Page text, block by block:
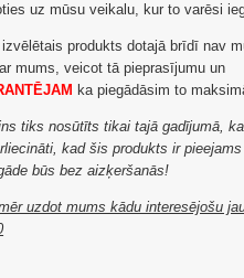
uz mūsu veikalu, kur to varēsi
produkts dotajā brīdī nav
mums, veicot tā pieprasījumu un
ka piegādāsim to
tiks nosūtīts tikai tajā gadījumā,
kad šis produkts ir
būs bez aizķeršanās!
uzdot mums kādu interesējošu